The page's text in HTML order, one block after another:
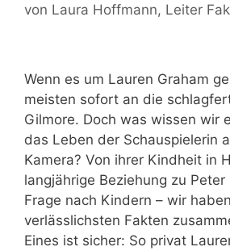
von Laura Hoffmann, Leiter
Wenn es um Lauren Graham
meisten sofort an die
Gilmore. Doch was wissen wir
das Leben der Schauspielerin
Kamera? Von ihrer Kindheit in
langjährige Beziehung zu
Frage nach Kindern – wir
verlässlichsten Fakten
Eines ist sicher: So privat